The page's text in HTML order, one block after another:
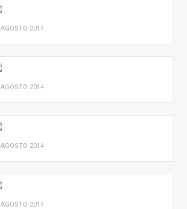
AGOSTO 2014
AGOSTO 2014
AGOSTO 2014
AGOSTO 2014